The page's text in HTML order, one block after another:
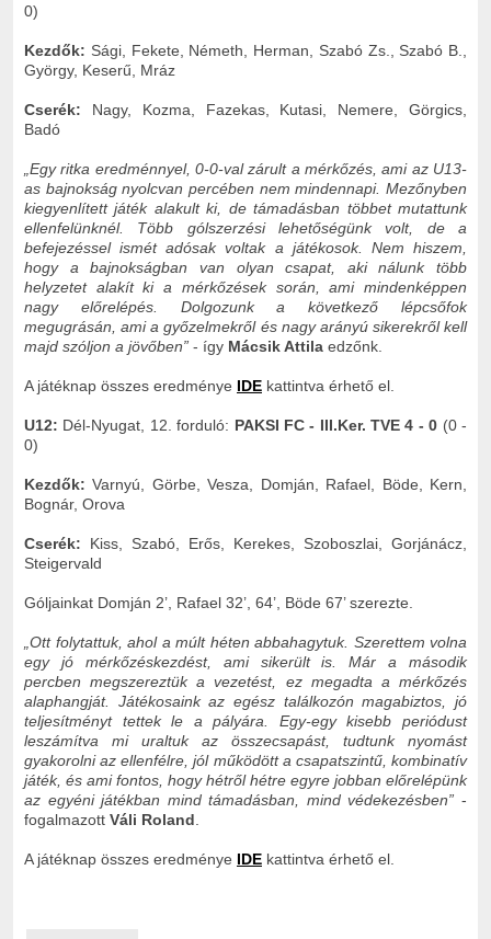
0)
Kezdők: Sági, Fekete, Németh, Herman, Szabó Zs., Szabó B.,
György, Keserű, Mráz
Cserék: Nagy, Kozma, Fazekas, Kutasi, Nemere, Görgics,
Badó
„Egy ritka eredménnyel, 0-0-val zárult a mérkőzés, ami az U13-
as bajnokság nyolcvan percében nem mindennapi. Mezőnyben
kiegyenlített játék alakult ki, de támadásban többet mutattunk
ellenfelünknél. Több gólszerzési lehetőségünk volt, de a
befejezéssel ismét adósak voltak a játékosok. Nem hiszem,
hogy a bajnokságban van olyan csapat, aki nálunk több
helyzetet alakít ki a mérkőzések során, ami mindenképpen
nagy előrelépés. Dolgozunk a következő lépcsőfok
megugrásán, ami a győzelmekről és nagy arányú sikerekről kell
majd szóljon a jövőben” - így Mácsik Attila edzőnk.
A játéknap összes eredménye IDE kattintva érhető el.
U12: Dél-Nyugat, 12. forduló: PAKSI FC - III.Ker. TVE 4 - 0 (0 -
0)
Kezdők:Varnyú, Görbe, Vesza, Domján, Rafael, Böde, Kern,
Bognár, Orova
Cserék: Kiss, Szabó, Erős, Kerekes, Szoboszlai, Gorjánácz,
Steigervald
Góljainkat Domján 2’, Rafael 32’, 64’, Böde 67’ szerezte.
„Ott folytattuk, ahol a múlt héten abbahagytuk. Szerettem volna
egy jó mérkőzéskezdést, ami sikerült is. Már a második
percben megszereztük a vezetést, ez megadta a mérkőzés
alaphangját. Játékosaink az egész találkozón magabiztos, jó
teljesítményt tettek le a pályára. Egy-egy kisebb periódust
leszámítva mi uraltuk az összecsapást, tudtunk nyomást
gyakorolni az ellenfélre, jól működött a csapatszintű, kombinatív
játék, és ami fontos, hogy hétről hétre egyre jobban előrelépünk
az egyéni játékban mind támadásban, mind védekezésben” -
fogalmazott Váli Roland
A játéknap összes eredménye IDE kattintva érhető el.